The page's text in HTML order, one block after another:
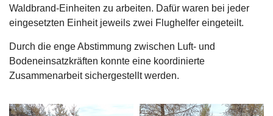
Waldbrand-Einheiten zu arbeiten. Dafür waren bei jeder
eingesetzten Einheit jeweils zwei Flughelfer eingeteilt.
Durch die enge Abstimmung zwischen Luft- und
Bodeneinsatzkräften konnte eine koordinierte
Zusammenarbeit sichergestellt werden.